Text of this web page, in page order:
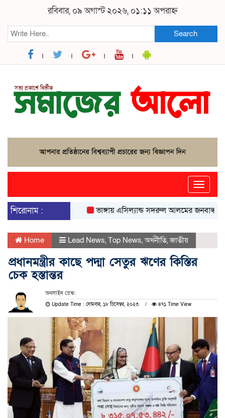
রবিবার, ০৯ অগাস্ট ২০২৬, ০১:১১ অপরাহ্ন
Search
Toggle
শিরোনাম :
ভাঙ্গায় এসিল্যান্ড সদরুল আলমের জনবান্ধব
Home Lead News, Top News,অর্থনীতি,জাতীয়
প্রধানমন্ত্রীর কাছে পদ্মা সেতুর ঋণের কিস্তির
চেক হস্তান্তর
অনলাইন ডেস্ক:
Update Time : সোমবার, ১৮ ডিসেম্বর, ২০২৩ ৪৭১ Time View